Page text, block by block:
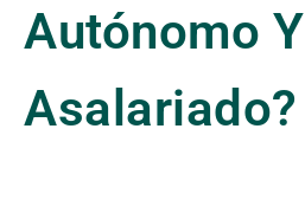
Autónomo Y
Asalariado?